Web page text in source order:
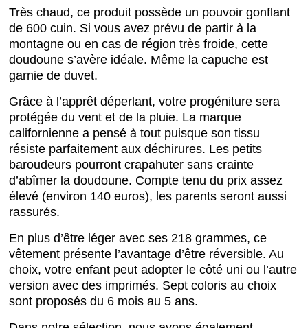
Très chaud, ce produit possède un pouvoir gonflant
de 600 cuin. Si vous avez prévu de partir à la
montagne ou en cas de région très froide, cette
doudoune s’avère idéale. Même la capuche est
garnie de duvet.
Grâce à l’apprêt déperlant, votre progéniture sera
protégée du vent et de la pluie. La marque
californienne a pensé à tout puisque son tissu
résiste parfaitement aux déchirures. Les petits
baroudeurs pourront crapahuter sans crainte
d’abîmer la doudoune. Compte tenu du prix assez
élevé (environ 140 euros), les parents seront aussi
rassurés.
En plus d’être léger avec ses 218 grammes, ce
vêtement présente l’avantage d’être réversible. Au
choix, votre enfant peut adopter le côté uni ou l’autre
version avec des imprimés. Sept coloris au choix
sont proposés du 6 mois au 5 ans.